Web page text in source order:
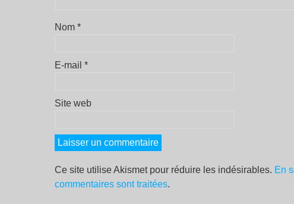
Nom *
E-mail *
Site web
Ce site utilise Akismet pour réduire les indésirables. En
commentaires sont traitées.